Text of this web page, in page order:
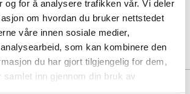
og for å analysere trafikken vår. Vi deler
om hvordan du bruker nettstedet
våre innen sosiale medier,
som kan kombinere den
du har gjort tilgjengelig for dem,
samlet inn gjennom din bruk av